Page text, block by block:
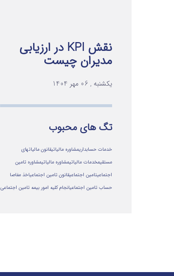
نقش KPI در ارزیابی
مدیران چیست
یکشنبه , 06 مهر 1404
تگ های محبوب
خدمات حسابداریمشاوره مالیاتیقانون مالیاتهای
مستقیمخدمات مالیاتیمشاوره مالياتيمشاوره تامین
اجتماعیتامین اجتماعیقانون تامین اجتماعیاخذ مفاصا
حساب تامین اجتماعیانجام کلیه امور بیمه تامین اجتماعی